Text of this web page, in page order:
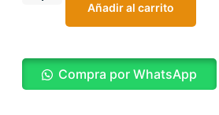
Añadir al carrito
Compra por WhatsApp